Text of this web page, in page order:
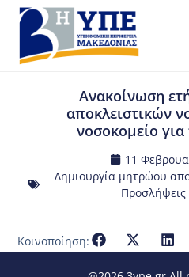
Ανακοίνωση
αποκλειστικών
νοσοκομείο για
11
Δημιουργία μητρώου
Προσλήψεις
Κοινοποίηση: